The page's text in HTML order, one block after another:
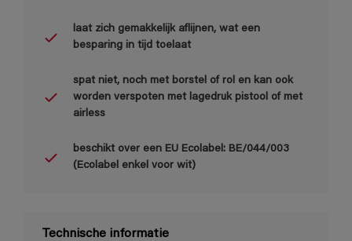
laat zich gemakkelijk aflijnen, wat een
besparing in tijd toelaat
spat niet, noch met borstel of rol en kan ook
worden verspoten met lagedruk pistool of met
airless
beschikt over een EU Ecolabel: BE/044/003
(Ecolabel enkel voor wit)
Technische informatie